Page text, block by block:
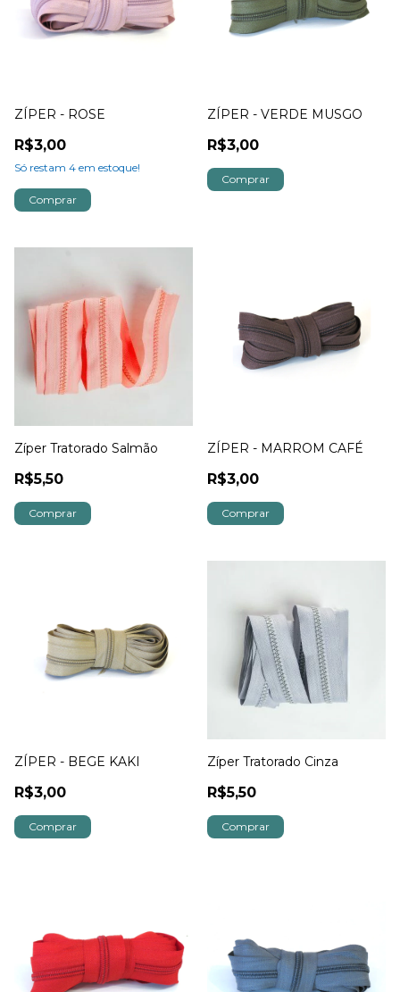
ZÍPER - ROSE
R$3,00
Só restam 4 em estoque!
ZÍPER - VERDE MUSGO
R$3,00
Zíper Tratorado Salmão
R$5,50
ZÍPER - MARROM CAFÉ
R$3,00
ZÍPER - BEGE KAKI
R$3,00
Zíper Tratorado Cinza
R$5,50